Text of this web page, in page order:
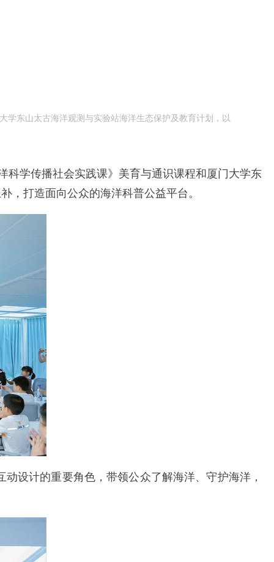
东山太古海洋观测与实验站海洋生态保护及教育计划，以
学传播社会实践课》美育与通识课程和厦门大学东
打造面向公众的海洋科普公益平台。
设计的重要角色，带领公众了解海洋、守护海洋，